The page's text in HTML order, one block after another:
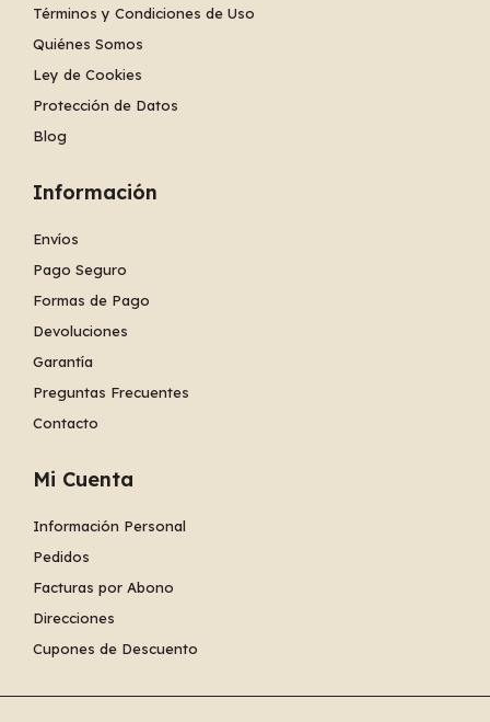
Términos y Condiciones de Uso
Quiénes Somos
Ley de Cookies
Protección de Datos
Blog
Información
Envíos
Pago Seguro
Formas de Pago
Devoluciones
Garantía
Preguntas Frecuentes
Contacto
Mi Cuenta
Información Personal
Pedidos
Facturas por Abono
Direcciones
Cupones de Descuento